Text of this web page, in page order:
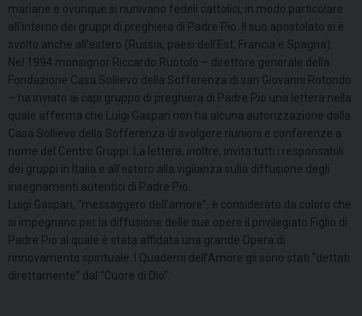
mariane e ovunque si riunivano fedeli cattolici, in modo particolare
all’interno dei gruppi di preghiera di Padre Pio. Il suo apostolato si è
svolto anche all’estero (Russia, paesi dell’Est, Francia e Spagna).
Nel 1994 monsignor Riccardo Ruotolo – direttore generale della
Fondazione Casa Sollievo della Sofferenza di san Giovanni Rotondo
– ha inviato ai capi gruppo di preghiera di Padre Pio una lettera nella
quale afferma che Luigi Gaspari non ha alcuna autorizzazione dalla
Casa Sollievo della Sofferenza di svolgere riunioni e conferenze a
nome del Centro Gruppi. La lettera, inoltre, invita tutti i responsabili
dei gruppi in Italia e all’estero alla vigilanza sulla diffusione degli
insegnamenti autentici di Padre Pio.
Luigi Gaspari, “messaggero dell’amore”, è considerato da coloro che
si impegnano per la diffusione delle sue opere il privilegiato Figlio di
Padre Pio al quale è stata affidata una grande Opera di
rinnovamento spirituale. I Quaderni dell’Amore gli sono stati “dettati
direttamente” dal “Cuore di Dio”.